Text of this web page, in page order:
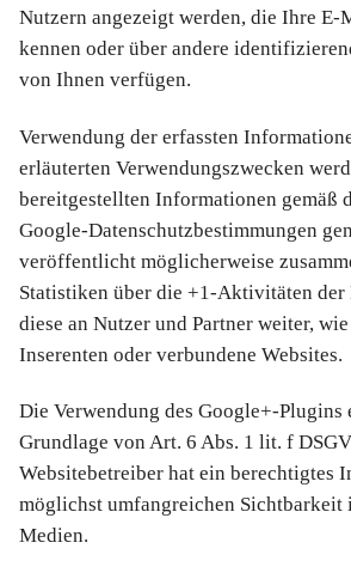
Nutzern angezeigt werden, die Ihre E-
kennen oder über andere
von Ihnen verfügen.
Verwendung der erfassten
erläuterten Verwendungszwecken
bereitgestellten Informationen gemäß
Google-Datenschutzbestimmungen
veröffentlicht möglicherweise
Statistiken über die +1-Aktivitäten der
diese an Nutzer und Partner weiter,
Inserenten oder verbundene Websites.
Die Verwendung des Google+-
Grundlage von Art. 6 Abs. 1 lit. f
Websitebetreiber hat ein berechtigtes
möglichst umfangreichen Sichtbarkeit
Medien.